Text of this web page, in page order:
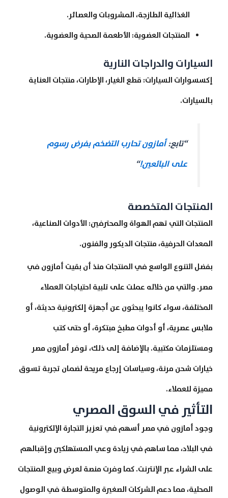
الغذائية الطازجة، المشروبات والعصائر.
المنتجات العضوية: الأطعمة الصحية والعضوية.
السيارات والدراجات النارية
إكسسوارات السيارات: قطع الغيار، الإطارات، منتجات العناية
بالسيارات.
“تابع:أمازون تحارب التضخم بفرض رسوم
على البائعين!“
المنتجات المتخصصة
المنتجات التي تهم الهواة والمحترفين: الأدوات الصناعية،
المعدات الحرفية، منتجات الديكور والفنون.
بفضل التنوع الواسع في المنتجات منذ أن بقيت أمازون في
مصر. والتي من خلاله عملت على تلبية احتياجات العملاء
المختلفة، سواء كانوا يبحثون عن أجهزة إلكترونية حديثة، أو
ملابس عصرية، أو أدوات مطبخ مبتكرة، أو حتى كتب
ومستلزمات مكتبية. بالإضافة إلى ذلك، توفر أمازون مصر
خيارات شحن مرنة، وسياسات إرجاع مريحة لضمان تجربة تسوق
مميزة للعملاء.
التأثير في السوق المصري
وجود أمازون في مصر أسهم في تعزيز التجارة الإلكترونية
في البلاد، مما ساهم في زيادة وعي المستهلكين وإقبالهم
على الشراء عبر الإنترنت. كما وفرت منصة لعرض وبيع المنتجات
المحلية، مما دعم الشركات الصغيرة والمتوسطة في الوصول